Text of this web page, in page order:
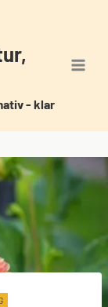
- klar